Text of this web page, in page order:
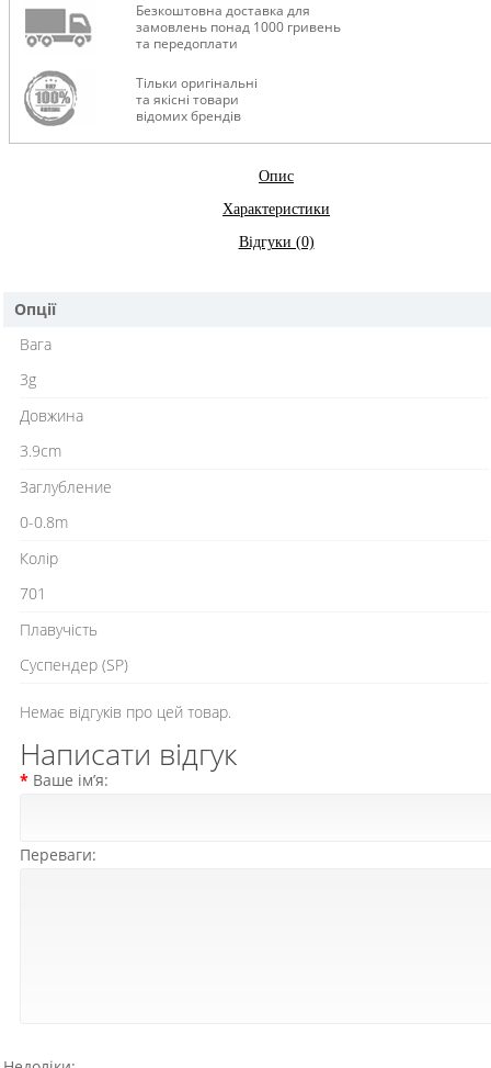
Безкоштовна доставка для
замовлень понад 1000 гривень
та передоплати
Тільки оригінальні
та якісні товари
відомих брендів
Опис
Характеристики
Відгуки (0)
Опції
Вага
3g
Довжина
3.9cm
Заглубление
0-0.8m
Колір
701
Плавучість
Cуспендер (SP)
Немає відгуків про цей товар.
Написати відгук
Ваше ім’я:
Переваги: